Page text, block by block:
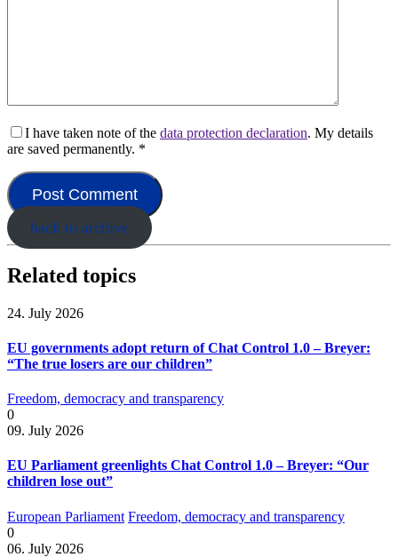
I have taken note of the data protection declaration. My details
are saved permanently. *
back to archive
Related topics
24. July 2026
EU governments adopt return of Chat Control 1.0 – Breyer:
“The true losers are our children”
Freedom, democracy and transparency
0
09. July 2026
EU Parliament greenlights Chat Control 1.0 – Breyer: “Our
children lose out”
European Parliament Freedom, democracy and transparency
0
06. July 2026